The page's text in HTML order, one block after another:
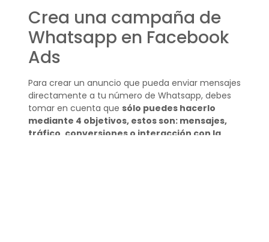
Crea una campaña de
Whatsapp en Facebook
Ads
Para crear un anuncio que pueda enviar mensajes
directamente a tu número de Whatsapp, debes
tomar en cuenta que sólo puedes hacerlo
mediante 4 objetivos, estos son: mensajes,
tráfico, conversiones o interacción con la